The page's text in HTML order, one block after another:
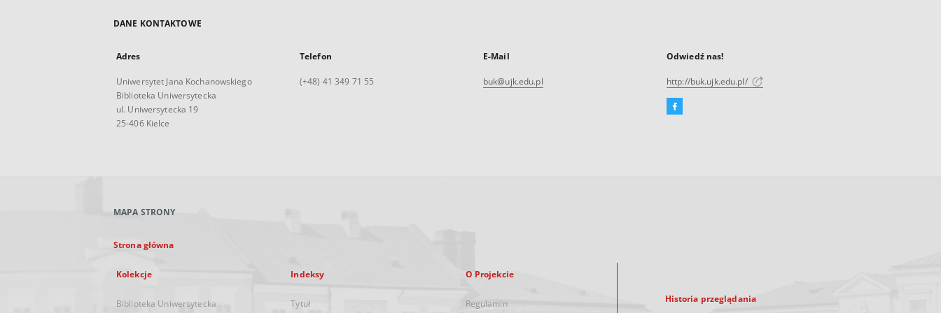
DANE KONTAKTOWE
Adres
Uniwersytet Jana Kochanowskiego
Biblioteka Uniwersytecka
ul. Uniwersytecka 19
25-406 Kielce
Telefon
(+48) 41 349 71 55
E-Mail
buk@ujk.edu.pl
Odwiedź nas!
http://buk.ujk.edu.pl/
Facebook
MAPA STRONY
Strona główna
Kolekcje
Biblioteka Uniwersytecka
Indeksy
Tytuł
O Projekcie
Regulamin Historia przeglądania